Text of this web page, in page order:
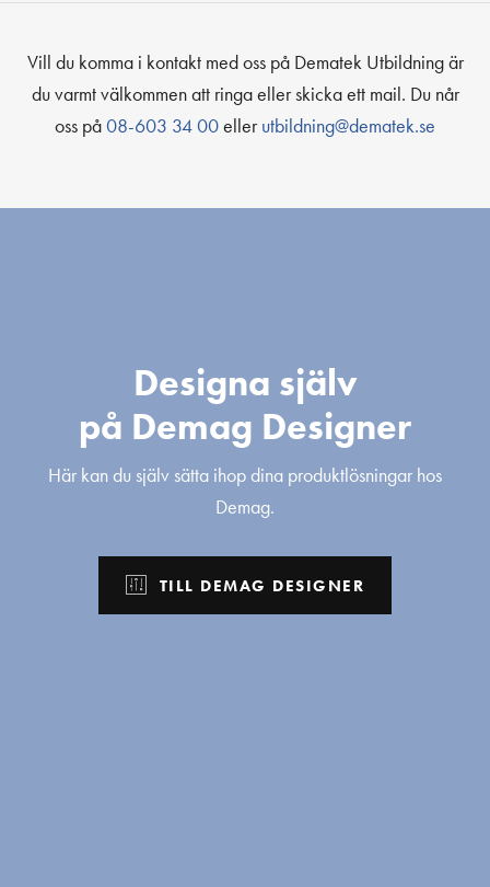
Vill du komma i kontakt med oss på Dematek Utbildning är
du varmt välkommen att ringa eller skicka ett mail. Du når
oss på 08-603 34 00 eller utbildning@dematek.se
Designa själv
på Demag Designer
Här kan du själv sätta ihop dina produktlösningar hos
Demag.
TILL DEMAG DESIGNER